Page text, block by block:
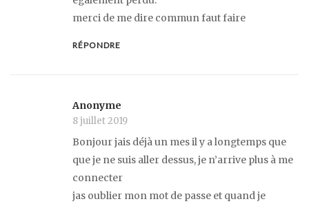
merci de me dire commun faut faire
RÉPONDRE
Anonyme
8 juillet 2019
Bonjour jais déjà un mes il y a longtemps que
que je ne suis aller dessus, je n’arrive plus à me
connecter
jas oublier mon mot de passe et quand je